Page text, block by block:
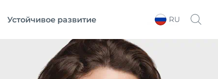
Устойчивое развитие RU
Выберите регион